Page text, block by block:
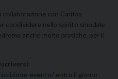
collaborazione con Caritas
condividere nello spirito sinodale
anche molto pratiche, per il
:
evento/ entro il giorno